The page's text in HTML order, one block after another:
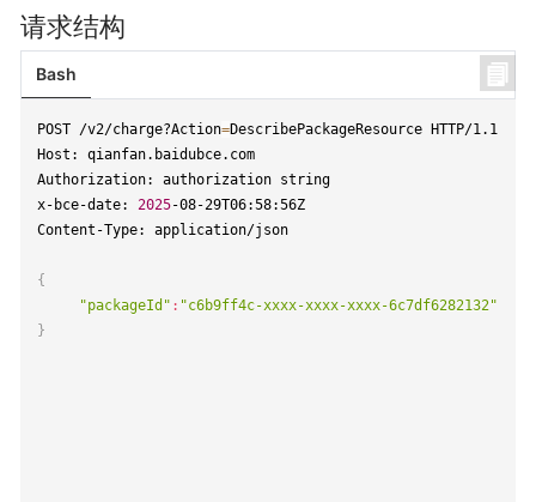
请求结构
Bash
POST /v2/charge?Action=DescribePackageResource HTTP/1.1
Host: qianfan.baidubce.com
Authorization: authorization string
x-bce-date:
2025-08-29T06:58:56Z
Content-Type: application/json
{
"packageId" : "c6b9ff4c-xxxx-xxxx-xxxx-6c7df6282132"
}